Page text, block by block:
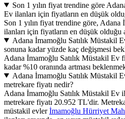
Son 1 yılın fiyat trendine göre
Ev ilanları için fiyatların en düşük
Son 1 yılın fiyat trendine göre,
ilanları için fiyatların en düşük olduğu
Adana İmamoğlu Satılık Müstakil
sonuna kadar yüzde kaç değişmesi
Adana İmamoğlu Satılık Müstakil Ev
kadar %10 oranında artması
Adana İmamoğlu Satılık Müstakil
metrekare fiyatı nedir?
Adana İmamoğlu Satılık Müstakil Ev
metrekare fiyatı 20.952 TL'dir.
müstakil evlerİmamoğlu Hürriyet